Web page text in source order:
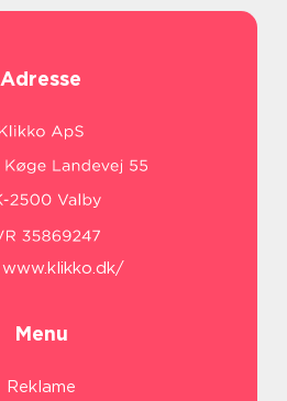
Adresse
www.klikko.dk/
Menu
Reklame